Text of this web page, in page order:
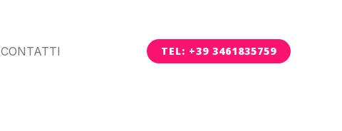
CONTATTI TEL: +39 3461835759